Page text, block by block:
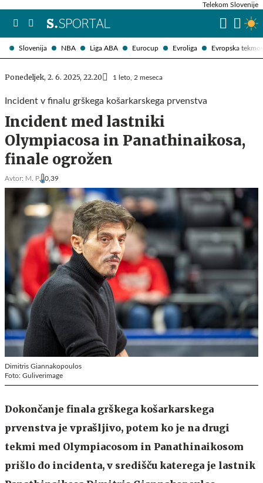
Slovenija NBA Liga ABA Eurocup Evroliga Evropska
Telekom Slovenije
Ponedeljek, 2. 6. 2025, 22.20 1 leto, 2 meseca
Incident v finalu grškega košarkarskega prvenstva
Incident med lastniki
Olympiacosa in Panathinaikosa,
finale ogrožen
Avtor: M. P. 0,39
Dimitris Giannakopoulos
Foto: Guliverimage
Dokončanje finala grškega košarkarskega
prvenstva je vprašljivo, potem ko je na drugi
tekmi med Olympiacosom in Panathinaikosom
prišlo do incidenta, v središču katerega je lastnik